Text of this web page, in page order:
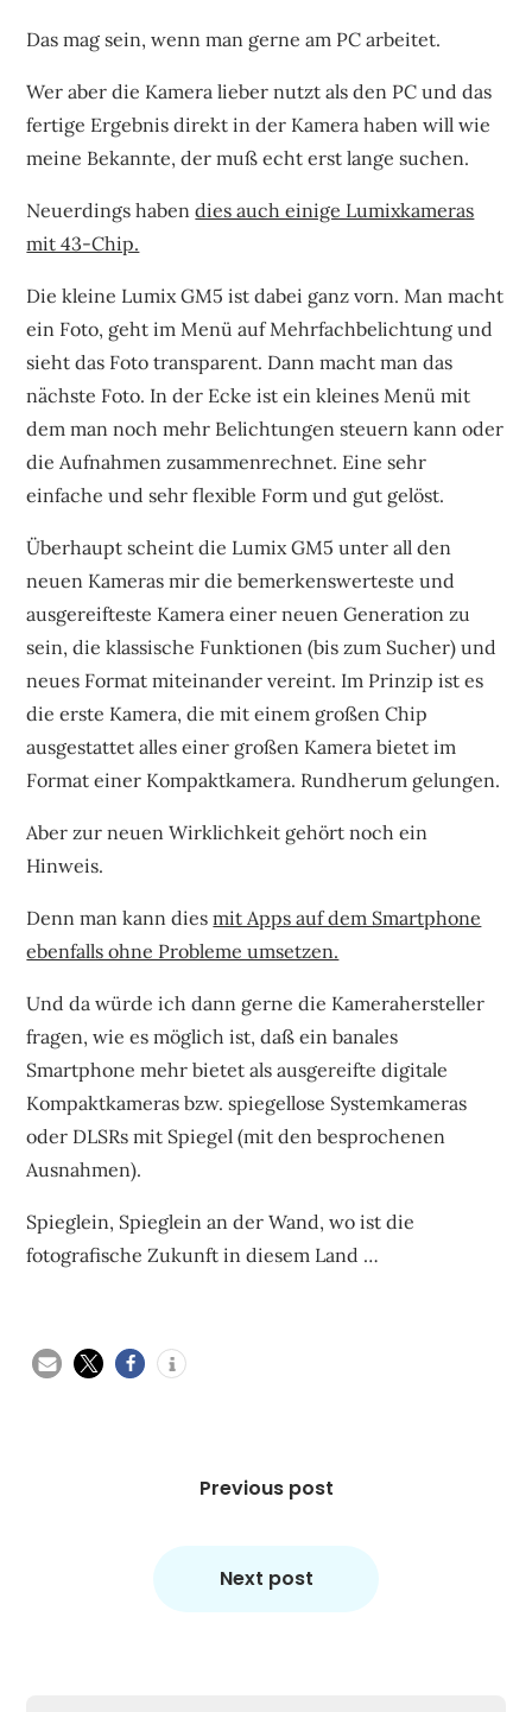
Das mag sein, wenn man gerne am PC arbeitet.
Wer aber die Kamera lieber nutzt als den PC und das
fertige Ergebnis direkt in der Kamera haben will wie
meine Bekannte, der muß echt erst lange suchen.
Neuerdings habendies auch einige Lumixkameras
mit 43-Chip.
Die kleine Lumix GM5 ist dabei ganz vorn. Man macht
ein Foto, geht im Menü auf Mehrfachbelichtung und
sieht das Foto transparent. Dann macht man das
nächste Foto. In der Ecke ist ein kleines Menü mit
dem man noch mehr Belichtungen steuern kann oder
die Aufnahmen zusammenrechnet. Eine sehr
einfache und sehr flexible Form und gut gelöst.
Überhaupt scheint die Lumix GM5 unter all den
neuen Kameras mir die bemerkenswerteste und
ausgereifteste Kamera einer neuen Generation zu
sein, die klassische Funktionen (bis zum Sucher) und
neues Format miteinander vereint. Im Prinzip ist es
die erste Kamera, die mit einem großen Chip
ausgestattet alles einer großen Kamera bietet im
Format einer Kompaktkamera. Rundherum gelungen.
Aber zur neuen Wirklichkeit gehört noch ein
Hinweis.
Denn man kann diesmit Apps auf dem Smartphone
ebenfalls ohne Probleme umsetzen.
Und da würde ich dann gerne die Kamerahersteller
fragen, wie es möglich ist, daß ein banales
Smartphone mehr bietet als ausgereifte digitale
Kompaktkameras bzw. spiegellose Systemkameras
oder DLSRs mit Spiegel (mit den besprochenen
Ausnahmen).
Spieglein, Spieglein an der Wand, wo ist die
fotografische Zukunft in diesem Land …
Previous post
Next post